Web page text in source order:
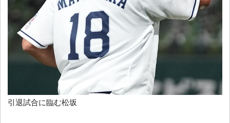
引退試合に臨む松坂